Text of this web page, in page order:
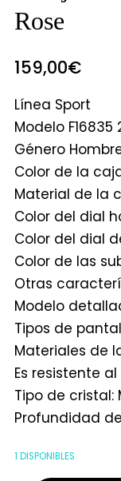
Rose
159,00€
Línea Sport
Modelo F16835
Género
Color de la
Material de la
Color del dial
Color del dial
Color de las
Otras
Modelo
Tipos de
Materiales de
Es resistente
Tipo de cristal:
Profundidad
1 DISPONIBLES